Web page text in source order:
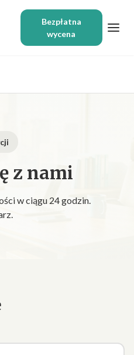
Bezpłatna
wycena
z nami
w ciągu 24 godzin.